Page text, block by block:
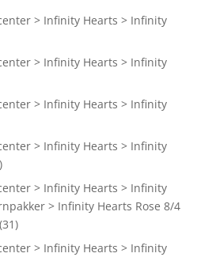
> Infinity Hearts > Infinity
> Infinity Hearts > Infinity
> Infinity Hearts > Infinity
> Infinity Hearts > Infinity
> Infinity Hearts > Infinity
> Infinity Hearts Rose 8/4
(31)
> Infinity Hearts > Infinity